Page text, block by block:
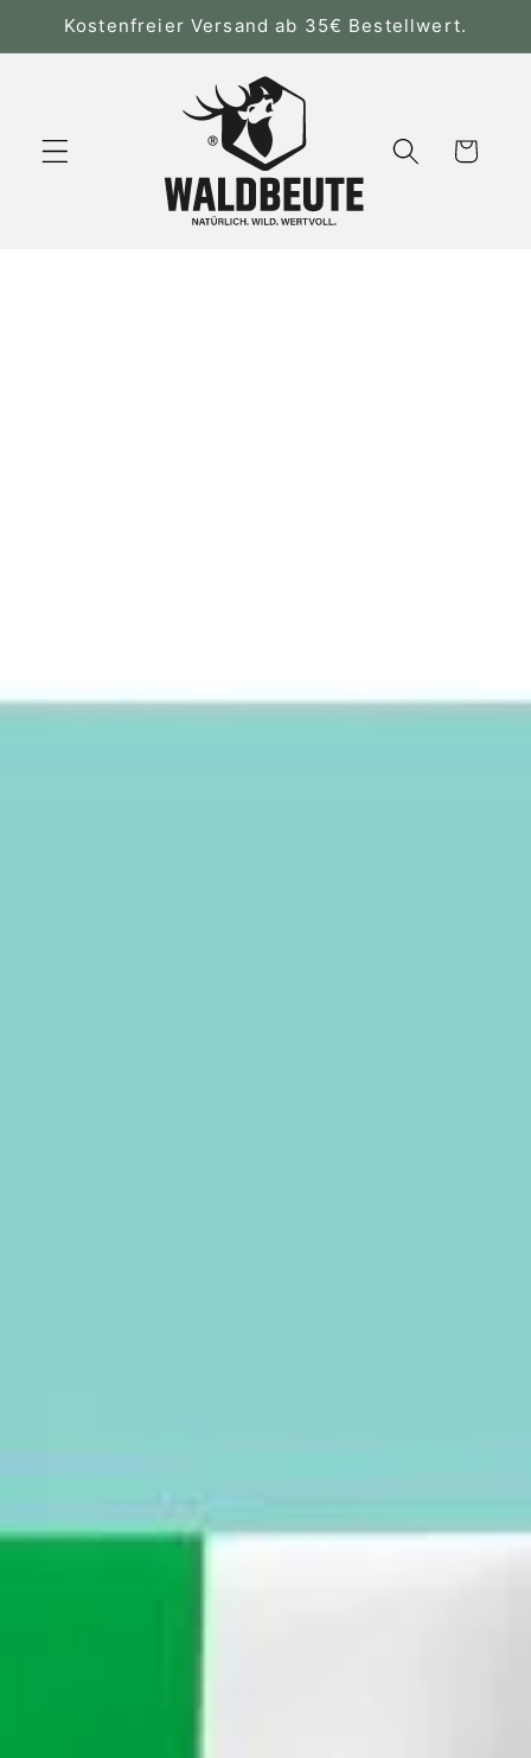
zum
Inhalt
Kostenfreier Versand ab 35€ Bestellwert.
Warenkorb